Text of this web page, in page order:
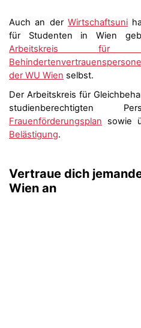
Auch an der Wirtschaftsuni
für Studenten in Wien
Arbeitskreis für
der WU Wien selbst.
Der Arbeitskreis für
studienberechtigten
Frauenförderungsplan sowie
Belästigung.
Vertraue dich
Wien an